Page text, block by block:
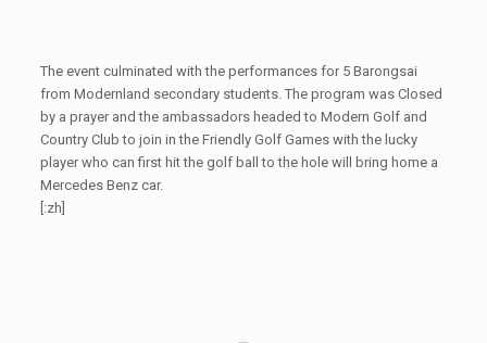
The event culminated with the performances for 5 Barongsai
from Modernland secondary students. The program was Closed
by a prayer and the ambassadors headed to Modern Golf and
Country Club to join in the Friendly Golf Games with the lucky
player who can first hit the golf ball to the hole will bring home a
Mercedes Benz car.
[:zh]